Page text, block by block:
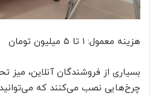
هزینه معمول: ۱ تا ۵ میلیون تومان
بسیاری از فروشندگان آنلاین، میز
چرخ‌هایی نصب می‌کنند که